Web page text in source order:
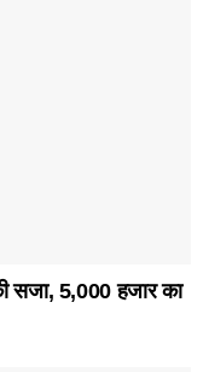
सजा, 5,000 हजार का